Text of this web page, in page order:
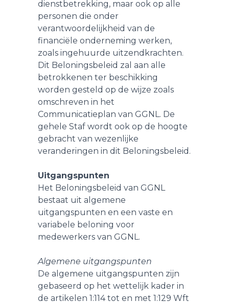
dienstbetrekking, maar ook op alle
personen die onder
verantwoordelijkheid van de
financiële onderneming werken,
zoals ingehuurde uitzendkrachten.
Dit Beloningsbeleid zal aan alle
betrokkenen ter beschikking
worden gesteld op de wijze zoals
omschreven in het
Communicatieplan van GGNL. De
gehele Staf wordt ook op de hoogte
gebracht van wezenlijke
veranderingen in dit Beloningsbeleid.
Uitgangspunten
Het Beloningsbeleid van GGNL
bestaat uit algemene
uitgangspunten en een vaste en
variabele beloning voor
medewerkers van GGNL.
Algemene uitgangspunten
De algemene uitgangspunten zijn
gebaseerd op het wettelijk kader in
de artikelen 1:114 tot en met 1:129 Wft